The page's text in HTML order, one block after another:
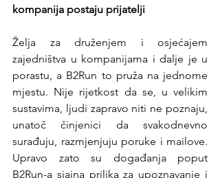
kompanija postaju prijatelji
Želja za druženjem i osjećajem
zajedništva u kompanijama i dalje je u
porastu, a B2Run to pruža na jednome
mjestu. Nije rijetkost da se, u velikim
sustavima, ljudi zapravo niti ne poznaju,
unatoč činjenici da svakodnevno
surađuju, razmjenjuju poruke i mailove.
Upravo zato su događanja poput
B2Run-a sjajna prilika za upoznavanje i